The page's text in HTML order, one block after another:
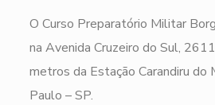
O Curso Preparatório Militar
na Avenida Cruzeiro do Sul,
metros da Estação Carandiru do
Paulo – SP.